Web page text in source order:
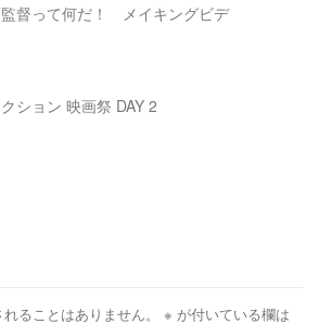
督って何だ！ メイキングビデ
ション 映画祭 DAY 2
ることはありません。 ※ が付いている欄は